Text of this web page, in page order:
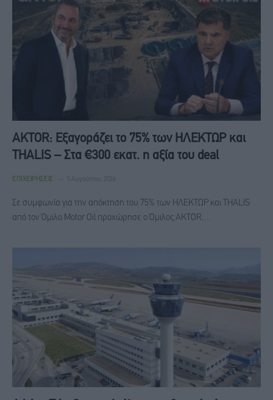
AKTOR: Εξαγοράζει το 75% των ΗΛΕΚΤΩΡ και
THALIS – Στα €300 εκατ. η αξία του deal
ΕΠΙΧΕΙΡΉΣΕΙΣ 5 Αυγούστου, 2026
Σε συμφωνία για την απόκτηση του 75% των ΗΛΕΚΤΩΡ και THALIS
από τον Όμιλο Motor Oil προχώρησε ο Όμιλος AKTOR,…